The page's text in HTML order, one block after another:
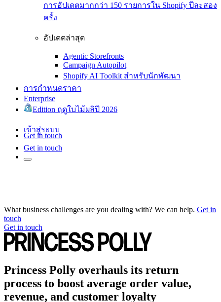
การอัปเดตมากกว่า 150 รายการใน Shopify ปีละสอง
ครั้ง
อัปเดตล่าสุด
Agentic Storefronts
Campaign Autopilot
Shopify AI Toolkit สำหรับนักพัฒนา
การกำหนดราคา
Enterprise
Edition ฤดูใบไม้ผลิปี 2026
เข้าสู่ระบบ
Get in touch
Get in touch
What business challenges are you dealing with? We can help. Get in
touch
Get in touch
Princess Polly overhauls its return
process to boost average order value,
revenue, and customer loyalty